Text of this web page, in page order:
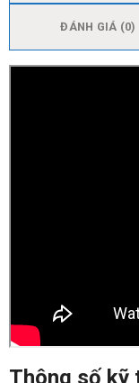
ĐÁNH GIÁ (0)
Thông số kỹ